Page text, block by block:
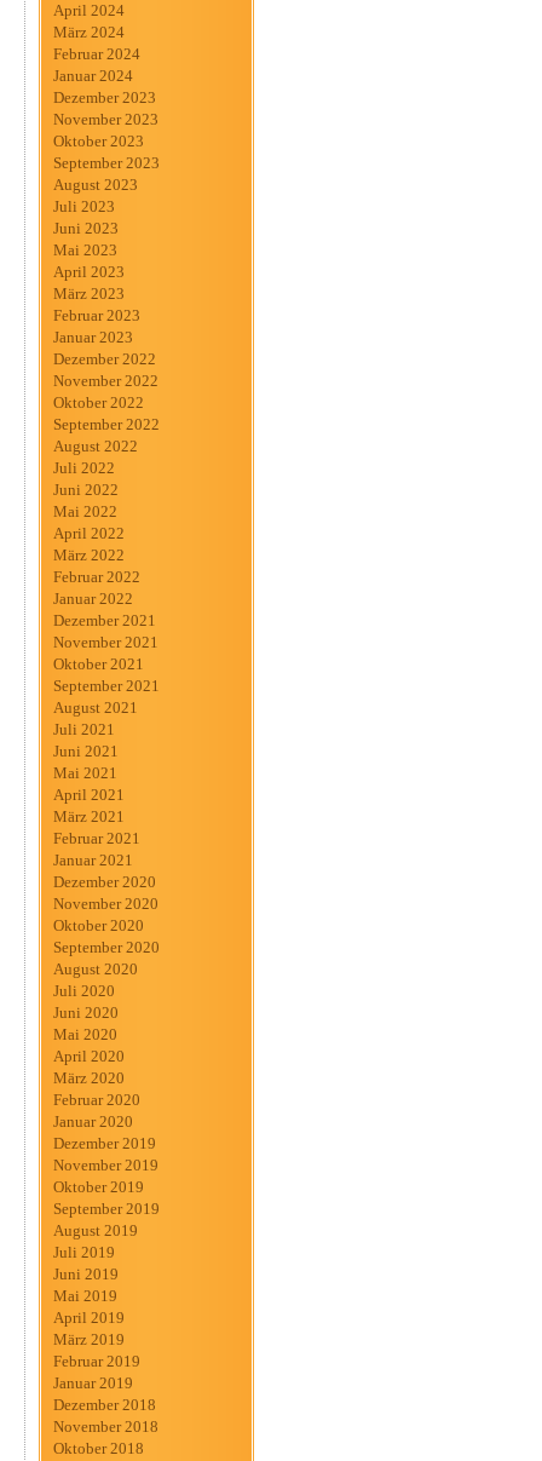
April 2024
März 2024
Februar 2024
Januar 2024
Dezember 2023
November 2023
Oktober 2023
September 2023
August 2023
Juli 2023
Juni 2023
Mai 2023
April 2023
März 2023
Februar 2023
Januar 2023
Dezember 2022
November 2022
Oktober 2022
September 2022
August 2022
Juli 2022
Juni 2022
Mai 2022
April 2022
März 2022
Februar 2022
Januar 2022
Dezember 2021
November 2021
Oktober 2021
September 2021
August 2021
Juli 2021
Juni 2021
Mai 2021
April 2021
März 2021
Februar 2021
Januar 2021
Dezember 2020
November 2020
Oktober 2020
September 2020
August 2020
Juli 2020
Juni 2020
Mai 2020
April 2020
März 2020
Februar 2020
Januar 2020
Dezember 2019
November 2019
Oktober 2019
September 2019
August 2019
Juli 2019
Juni 2019
Mai 2019
April 2019
März 2019
Februar 2019
Januar 2019
Dezember 2018
November 2018
Oktober 2018